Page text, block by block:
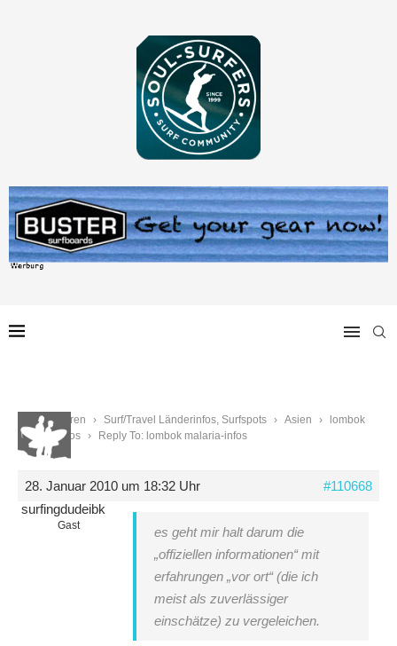
Start › Foren › Surf/Travel Länderinfos, Surfspots › Asien ›
lombok
malaria-infos › Reply To: lombok malaria-infos
28. Januar 2010 um 18:32 Uhr
#110668
surfingdudeibk
Gast
es geht mir halt darum die
„offiziellen informationen“ mit
erfahrungen „vor ort“ (die ich
meist als zuverlässiger
einschätze) zu vergeleichen.